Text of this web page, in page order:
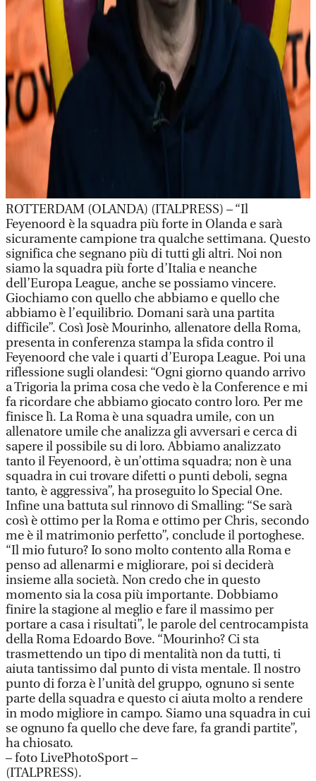
ROTTERDAM (OLANDA) (ITALPRESS) – “Il
Feyenoord è la squadra più forte in Olanda e sarà
sicuramente campione tra qualche settimana. Questo
significa che segnano più di tutti gli altri. Noi non
siamo la squadra più forte d’Italia e neanche
dell’Europa League, anche se possiamo vincere.
Giochiamo con quello che abbiamo e quello che
abbiamo è l’equilibrio. Domani sarà una partita
difficile”. Così Josè Mourinho, allenatore della Roma,
presenta in conferenza stampa la sfida contro il
Feyenoord che vale i quarti d’Europa League. Poi una
riflessione sugli olandesi: “Ogni giorno quando arrivo
a Trigoria la prima cosa che vedo è la Conference e mi
fa ricordare che abbiamo giocato contro loro. Per me
finisce lì. La Roma è una squadra umile, con un
allenatore umile che analizza gli avversari e cerca di
sapere il possibile su di loro. Abbiamo analizzato
tanto il Feyenoord, è un’ottima squadra; non è una
squadra in cui trovare difetti o punti deboli, segna
tanto, è aggressiva”, ha proseguito lo Special One.
Infine una battuta sul rinnovo di Smalling: “Se sarà
così è ottimo per la Roma e ottimo per Chris, secondo
me è il matrimonio perfetto”, conclude il portoghese.
“Il mio futuro? Io sono molto contento alla Roma e
penso ad allenarmi e migliorare, poi si deciderà
insieme alla società. Non credo che in questo
momento sia la cosa più importante. Dobbiamo
finire la stagione al meglio e fare il massimo per
portare a casa i risultati”, le parole del centrocampista
della Roma Edoardo Bove. “Mourinho? Ci sta
trasmettendo un tipo di mentalità non da tutti, ti
aiuta tantissimo dal punto di vista mentale. Il nostro
punto di forza è l’unità del gruppo, ognuno si sente
parte della squadra e questo ci aiuta molto a rendere
in modo migliore in campo. Siamo una squadra in cui
se ognuno fa quello che deve fare, fa grandi partite”,
ha chiosato.
– foto LivePhotoSport –
(ITALPRESS).